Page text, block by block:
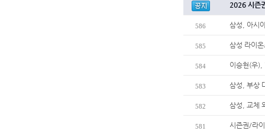
2026 시즌
586 삼성, 아시
585 삼성 라이
584 이승현(우),
583 삼성, 부상
582 삼성, 교체
581 시즌권/라